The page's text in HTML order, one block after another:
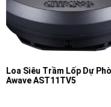
Siêu Trầm Lốp Dự Phòng
AST11TV5